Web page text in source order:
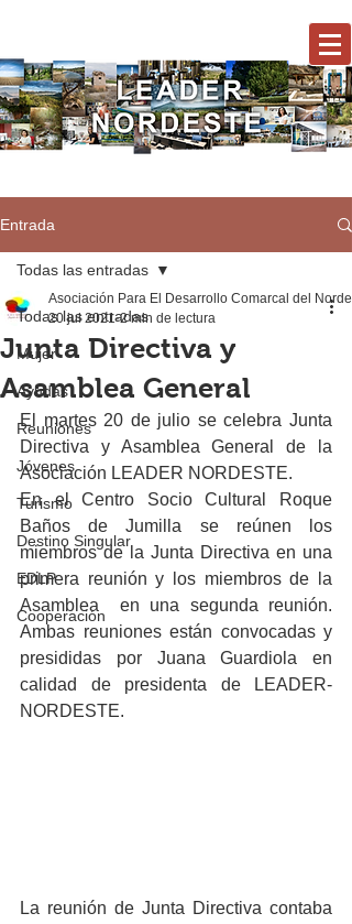
Entrada
Todas las entradas
Mujer
Ayudas
Reuniones
Jóvenes
Turismo
Destino Singular
EDLP
Cooperación
Todas las entradas
Junta Directiva y
Asamblea General
Asociación Para El Desarrollo Comarcal del
20 jul 2021 2 min de lectura
El martes 20 de julio se celebra Junta
Directiva y Asamblea General de la
Asociación LEADER NORDESTE.
En el Centro Socio Cultural Roque
Baños de Jumilla se reúnen los
miembros de la Junta Directiva en una
primera reunión y los miembros de la
Asamblea  en una segunda reunión.
Ambas reuniones están convocadas y
presididas por Juana Guardiola en
calidad de presidenta de LEADER-
NORDESTE.
La reunión de Junta Directiva contaba